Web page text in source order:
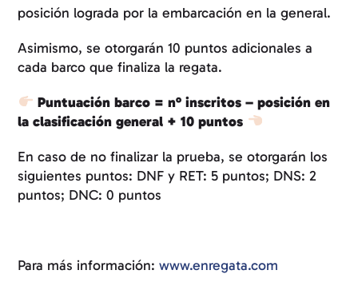
posición lograda por la embarcación en la general.
Asimismo, se otorgarán 10 puntos adicionales a
cada barco que finaliza la regata.
Puntuación barco = nº inscritos – posición en
la clasificación general + 10 puntos
En caso de no finalizar la prueba, se otorgarán los
siguientes puntos: DNF y RET: 5 puntos; DNS: 2
puntos; DNC: 0 puntos
Para más información:www.enregata.com